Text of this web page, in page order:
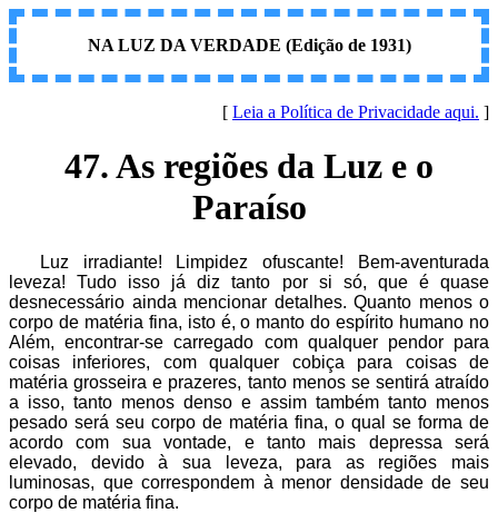
NA LUZ DA VERDADE (Edição de 1931)
[ Leia a Política de Privacidade aqui. ]
47. As regiões da Luz e o
Paraíso
Luz irradiante! Limpidez ofuscante! Bem-aventurada
leveza! Tudo isso já diz tanto por si só, que é quase
desnecessário ainda mencionar detalhes. Quanto menos o
corpo de matéria fina, isto é, o manto do espírito humano no
Além, encontrar-se carregado com qualquer pendor para
coisas inferiores, com qualquer cobiça para coisas de
matéria grosseira e prazeres, tanto menos se sentirá atraído
a isso, tanto menos denso e assim também tanto menos
pesado será seu corpo de matéria fina, o qual se forma de
acordo com sua vontade, e tanto mais depressa será
elevado, devido à sua leveza, para as regiões mais
luminosas, que correspondem à menor densidade de seu
corpo de matéria fina.